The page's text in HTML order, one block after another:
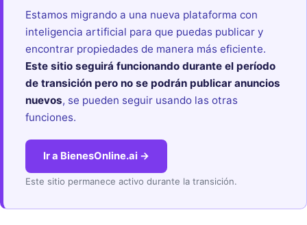
Estamos migrando a una nueva plataforma con
inteligencia artificial para que puedas publicar y
encontrar propiedades de manera más eficiente.
Este sitio seguirá funcionando durante el período
de transición pero no se podrán publicar anuncios
nuevos, se pueden seguir usando las otras
funciones.
Ir a BienesOnline.ai →
Este sitio permanece activo durante la transición.